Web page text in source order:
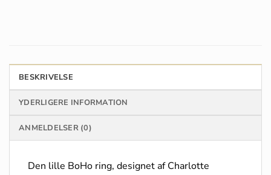
BESKRIVELSE
YDERLIGERE INFORMATION
ANMELDELSER (0)
Den lille BoHo ring, designet af Charlotte